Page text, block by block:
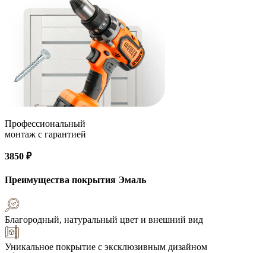
Профессиональный
монтаж с гарантией
3850 ₽
Преимущества покрытия Эмаль
Благородный, натуральный цвет и внешний вид
Уникальное покрытие с эксклюзивным дизайном